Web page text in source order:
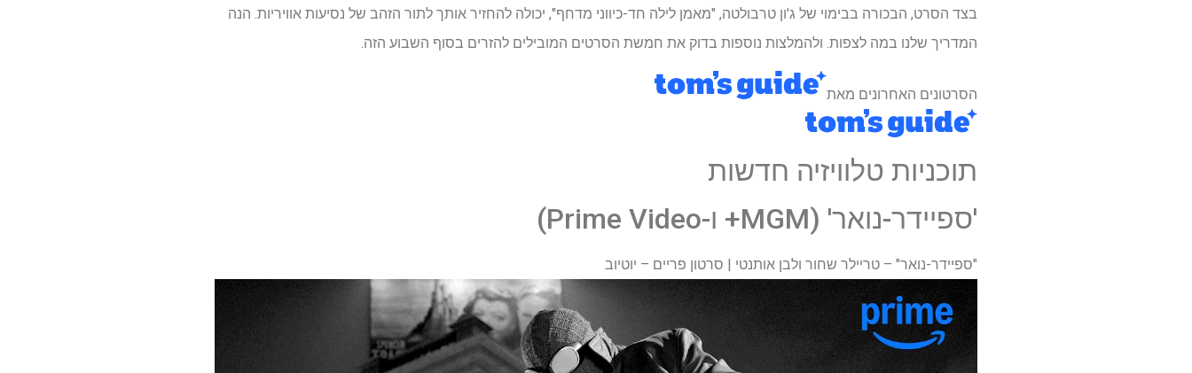
בצד הסרט, הבכורה בבימוי של ג'ון טרבולטה, "מאמן לילה חד-כיווני מדחף", יכולה להחזיר אותך לתור הזהב של נסיעות אוויריות. הנה
המדריך שלנו במה לצפות. ולהמלצות נוספות בדוק את חמשת הסרטים המובילים להזרים בסוף השבוע הזה.
הסרטונים האחרונים מאת
תוכניות טלוויזיה חדשות
'ספיידר-נואר' (MGM+ ו-Prime Video)
"ספיידר-נואר" – טריילר שחור ולבן אותנטי | סרטון פריים – יוטיוב